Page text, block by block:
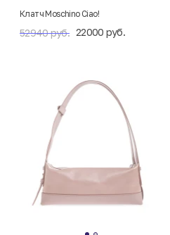
Клатч Moschino Ciao!
52940 руб. 22000 руб.